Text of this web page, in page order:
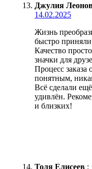
Джулия
14.02.2025
Жизнь
быстро
Качество
значки для
Процесс заказа
понятным,
Всё сделали
удивлён.
и близких!
Толя Елисеев :